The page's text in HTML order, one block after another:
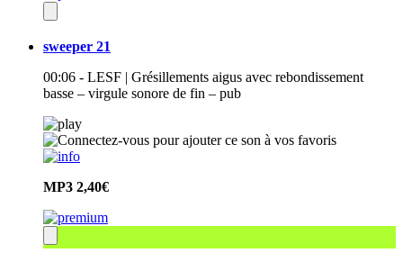
sweeper 21
00:06 - LESF | Grésillements aigus avec rebondissement
basse – virgule sonore de fin – pub
MP3 2,40€